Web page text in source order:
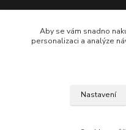
Po-Pá 9:30 - 17:30
Aby se vám snadno
personalizaci a analýze
Nastavení